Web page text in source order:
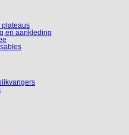
plateaus
en aankleding